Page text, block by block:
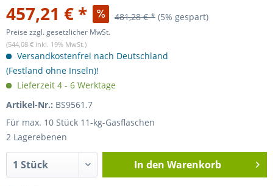
457,21 € * 481,28 € * (5% gespart)
Preise zzgl. gesetzlicher MwSt.
(544,08 € inkl. 19% MwSt.)
Versandkostenfrei nach Deutschland
(Festland ohne Inseln)!
Lieferzeit 4 - 6 Werktage
Artikel-Nr.: BS9561.7
Für max. 10 Stück 11-kg-Gasflaschen
2 Lagerebenen
In den Warenkorb